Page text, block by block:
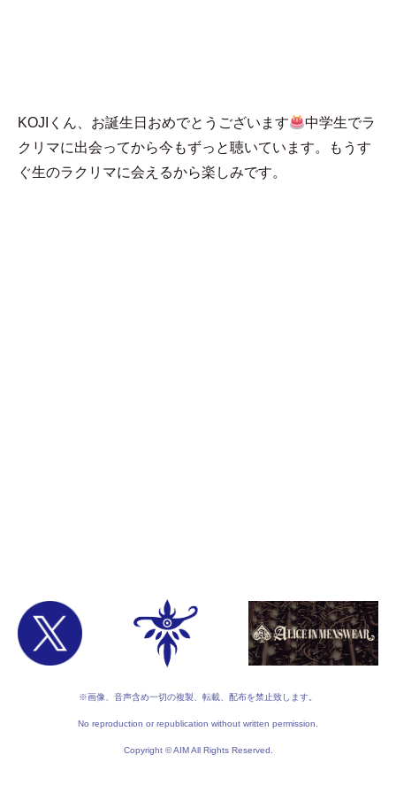
KOJIくん、お誕生日おめでとうございます
中学生でラ
クリマに出会ってから今もずっと聴いています。もうす
ぐ生のラクリマに会えるから楽しみです。
※画像、音声含め一切の複製、転載、配布を禁止致します。
No reproduction or republication without written permission.
Copyright © AIM All Rights Reserved.